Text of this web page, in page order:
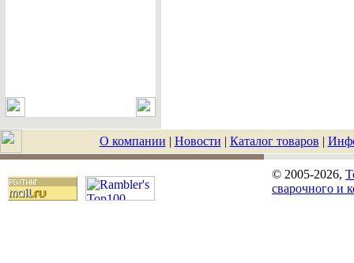
О компании | Новости | Каталог товаров |
© 2005-2026,
сварочного и